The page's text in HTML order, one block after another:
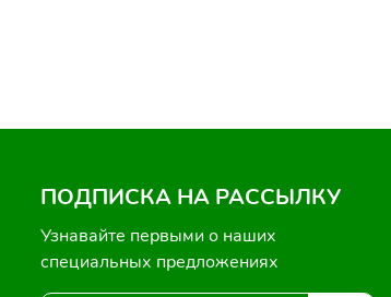
ПОДПИСКА НА РАССЫЛКУ
Узнавайте первыми о наших
специальных предложениях